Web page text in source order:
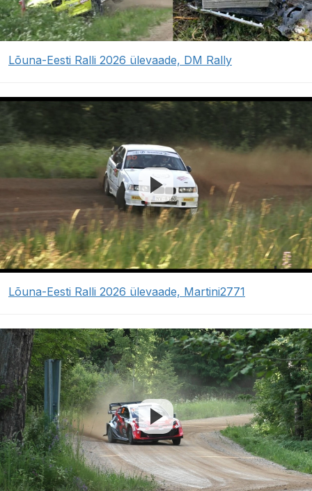
Lõuna-Eesti Ralli 2026 ülevaade, DM Rally
Lõuna-Eesti Ralli 2026 ülevaade, Martini2771